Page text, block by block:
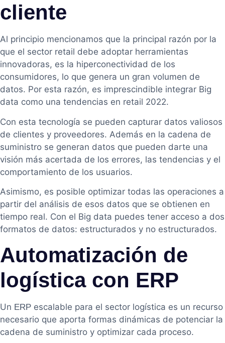
cliente
Al principio mencionamos que la principal razón por la
que el sector retail debe adoptar herramientas
innovadoras, es la hiperconectividad de los
consumidores, lo que genera un gran volumen de
datos. Por esta razón, es imprescindible integrar Big
data como una tendencias en retail 2022.
Con esta tecnología se pueden capturar datos valiosos
de clientes y proveedores. Además en la cadena de
suministro se generan datos que pueden darte una
visión más acertada de los errores, las tendencias y el
comportamiento de los usuarios.
Asimismo, es posible optimizar todas las operaciones a
partir del análisis de esos datos que se obtienen en
tiempo real. Con el Big data puedes tener acceso a dos
formatos de datos: estructurados y no estructurados.
Automatización de
logística con ERP
Un ERP escalable para el sector logística es un recurso
necesario que aporta formas dinámicas de potenciar la
cadena de suministro y optimizar cada proceso.